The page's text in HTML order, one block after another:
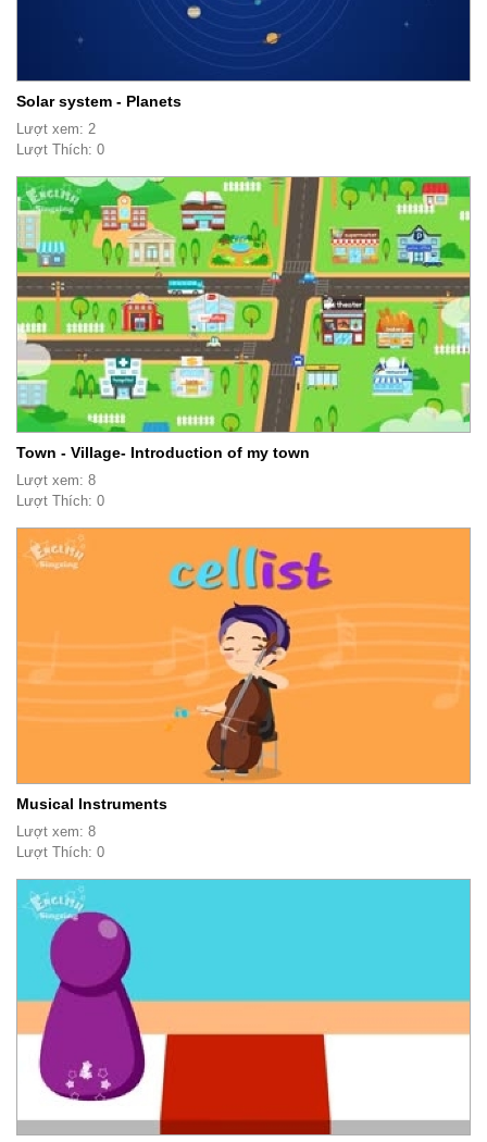
Solar system - Planets
Lượt xem: 2
Lượt Thích: 0
Town - Village- Introduction of my town
Lượt xem: 8
Lượt Thích: 0
Musical Instruments
Lượt xem: 8
Lượt Thích: 0